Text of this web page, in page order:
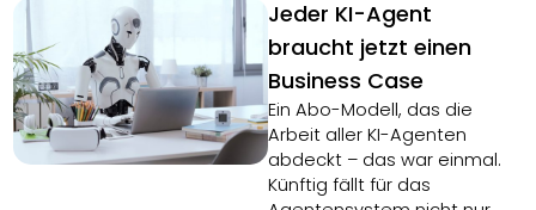
Jeder KI-Agent
braucht jetzt einen
Business Case
Ein Abo-Modell, das die
Arbeit aller KI-Agenten
abdeckt – das war einmal.
Künftig fällt für das